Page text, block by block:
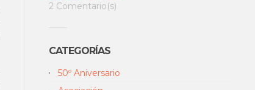
2 Comentario(s)
CATEGORÍAS
50º Aniversario